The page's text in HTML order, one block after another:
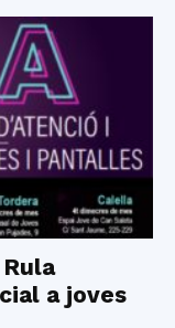
a joves